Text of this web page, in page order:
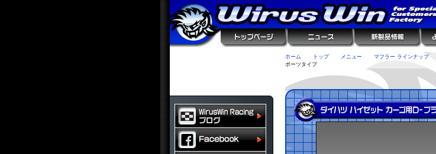
ホーム トップ メニュー マフラー ラインナップ
ポーツタイプ